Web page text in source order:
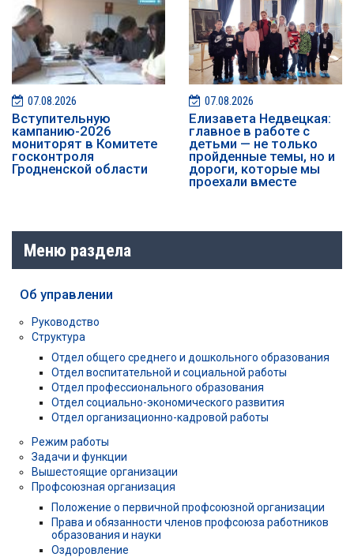
07.08.2026
️️Вступительную
кампанию-2026
мониторят в Комитете
госконтроля
Гродненской области
07.08.2026
Елизавета Недвецкая:
главное в работе с
детьми — не только
пройденные темы, но и
дороги, которые мы
проехали вместе
Меню раздела
Об управлении
Руководство
Структура
Отдел общего среднего и дошкольного образования
Отдел воспитательной и социальной работы
Отдел профессионального образования
Отдел социально-экономического развития
Отдел организационно-кадровой работы
Режим работы
Задачи и функции
Вышестоящие организации
Профсоюзная организация
Положение о первичной профсоюзной организации
Права и обязанности членов профсоюза работников
образования и науки
Оздоровление